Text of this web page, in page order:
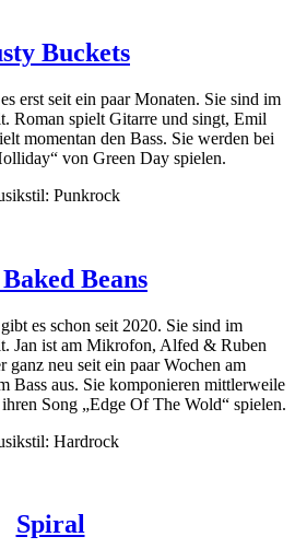
Buckets
erst seit ein paar Monaten. Sie sind im
Roman spielt Gitarre und singt, Emil
momentan den Bass. Sie werden bei
von Green Day spielen.
Punkrock
Beans
es schon seit 2020. Sie sind im
Jan ist am Mikrofon, Alfed & Ruben
ganz neu seit ein paar Wochen am
Bass aus. Sie komponieren mittlerweile
Song „Edge Of The Wold“ spielen.
Hardrock
Spiral